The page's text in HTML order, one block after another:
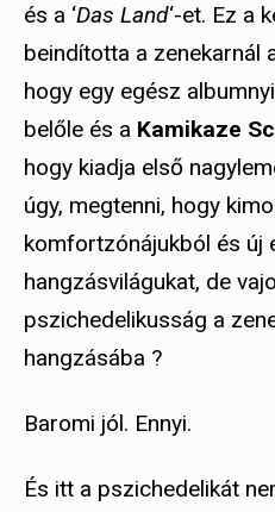
és a ‘Das Land‘-et. Ez a
beindította a zenekarnál
hogy egy egész
belőle és a Kamikaze
hogy kiadja első
úgy, megtenni, hogy
komfortzónájukból és új
hangzásvilágukat, de
pszichedelikusság a
hangzásába ?
Baromi jól. Ennyi.
És itt a pszichedelikát